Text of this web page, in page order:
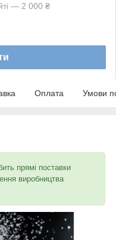
— 2 000 ₴
Оплата Умови
прямі поставки
виробництва